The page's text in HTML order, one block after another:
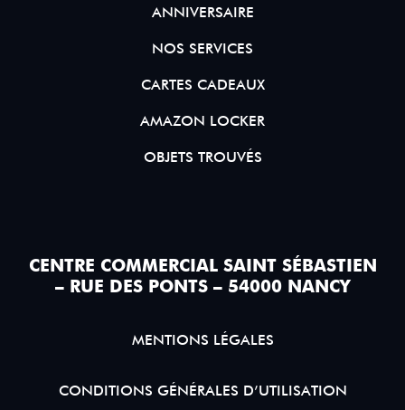
ANNIVERSAIRE
NOS SERVICES
CARTES CADEAUX
AMAZON LOCKER
OBJETS TROUVÉS
CENTRE COMMERCIAL SAINT SÉBASTIEN
– RUE DES PONTS – 54000 NANCY
MENTIONS LÉGALES
CONDITIONS GÉNÉRALES D’UTILISATION